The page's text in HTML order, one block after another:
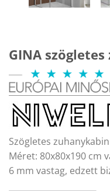
GINA
Szögletes zuhanykabin
Méret: 80x80x190 cm
6 mm vastag, edzett